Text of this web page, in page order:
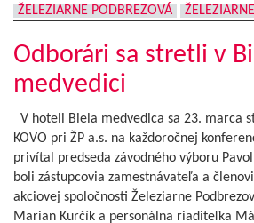
ŽELEZIARNE PODBREZOVÁ
Odborári sa stretli v
medvedici
V hoteli Biela medvedica sa 23. marca
KOVO pri ŽP a.s. na každoročnej
privítal predseda závodného výboru
boli zástupcovia zamestnávateľa a
akciovej spoločnosti Železiarne
Marian Kurčík a personálna riaditeľka